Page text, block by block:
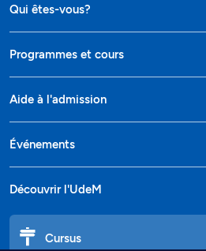
Qui êtes-vous?
Programmes et cours
Aide à l'admission
Événements
Découvrir l'UdeM
Cursus